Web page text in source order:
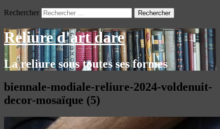
Rechercher
Reliure d'art dare
La reliure sous toutes ses formes
biennale-modiale-reliure-2024-voldenuit-
decor-mosaïque (5)